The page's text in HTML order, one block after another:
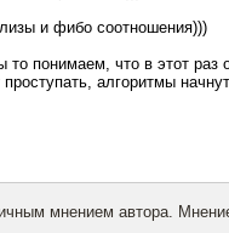
и фибо соотношения)))
понимаем, что в этот раз
алгоритмы
мнением автора.